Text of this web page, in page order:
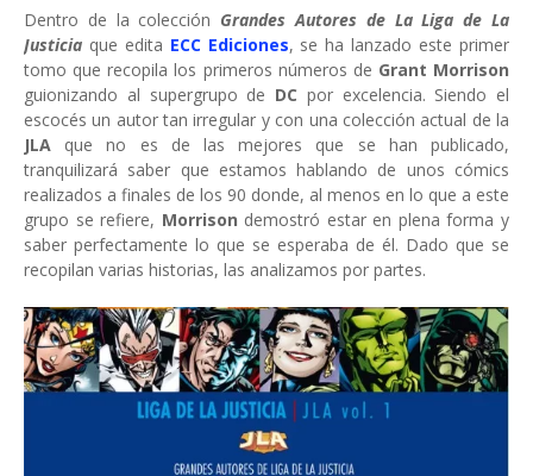
Dentro de la colección Grandes Autores de La Liga de La
Justicia que edita ECC Ediciones, se ha lanzado este primer
tomo que recopila los primeros números de Grant Morrison
guionizando al supergrupo de DC por excelencia. Siendo el
escocés un autor tan irregular y con una colección actual de la
JLA que no es de las mejores que se han publicado,
tranquilizará saber que estamos hablando de unos cómics
realizados a finales de los 90 donde, al menos en lo que a este
grupo se refiere, Morrison demostró estar en plena forma y
saber perfectamente lo que se esperaba de él. Dado que se
recopilan varias historias, las analizamos por partes.